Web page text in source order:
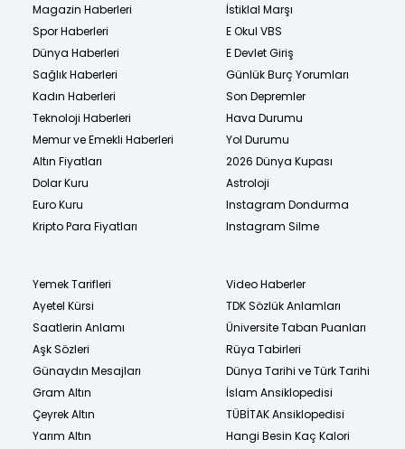
Magazin Haberleri
Spor Haberleri
Dünya Haberleri
Sağlık Haberleri
Kadın Haberleri
Teknoloji Haberleri
Memur ve Emekli Haberleri
Altın Fiyatları
Dolar Kuru
Euro Kuru
Kripto Para Fiyatları
İstiklal Marşı
E Okul VBS
E Devlet Giriş
Günlük Burç Yorumları
Son Depremler
Hava Durumu
Yol Durumu
2026 Dünya Kupası
Astroloji
Instagram Dondurma
Instagram Silme
Yemek Tarifleri
Ayetel Kürsi
Saatlerin Anlamı
Aşk Sözleri
Günaydın Mesajları
Gram Altın
Çeyrek Altın
Yarım Altın
Video Haberler
TDK Sözlük Anlamları
Üniversite Taban Puanları
Rüya Tabirleri
Dünya Tarihi ve Türk Tarihi
İslam Ansiklopedisi
TÜBİTAK Ansiklopedisi
Hangi Besin Kaç Kalori